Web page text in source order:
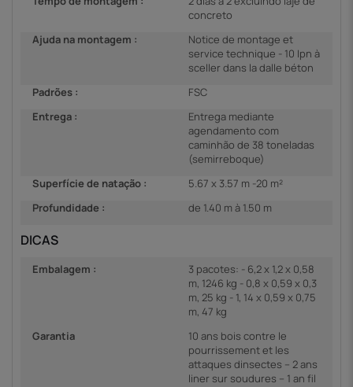
concreto
Ajuda na montagem :
Notice de montage et
service technique - 10 Ipn à
sceller dans la dalle béton
Padrões :
FSC
Entrega :
Entrega mediante
agendamento com
caminhão de 38 toneladas
(semirreboque)
Superfície de natação :
5.67 x 3.57 m -20 m²
Profundidade :
de 1.40 m à 1.50 m
DICAS
Embalagem :
3 pacotes: - 6,2 x 1,2 x 0,58
m, 1246 kg - 0,8 x 0,59 x 0,3
m, 25 kg - 1, 14 x 0,59 x 0,75
m, 47 kg
Garantia
10 ans bois contre le
pourrissement et les
attaques dinsectes – 2 ans
liner sur soudures – 1 an fil